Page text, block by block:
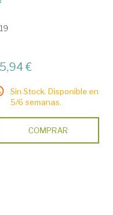
€
Sin Stock. Disponible en
5/6 semanas.
COMPRAR